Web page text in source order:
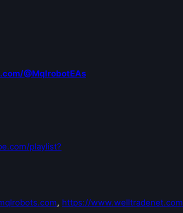
@MqlrobotEAs
playlist?
, https://www.welltradenet.com